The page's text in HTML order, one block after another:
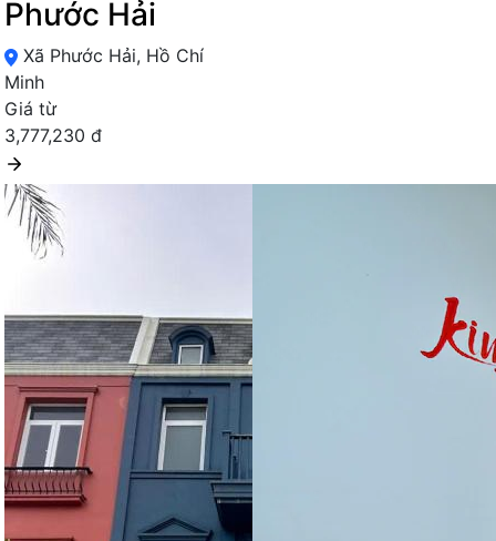
Phước Hải
Xã Phước Hải, Hồ Chí
Minh
Giá từ
3,777,230 đ